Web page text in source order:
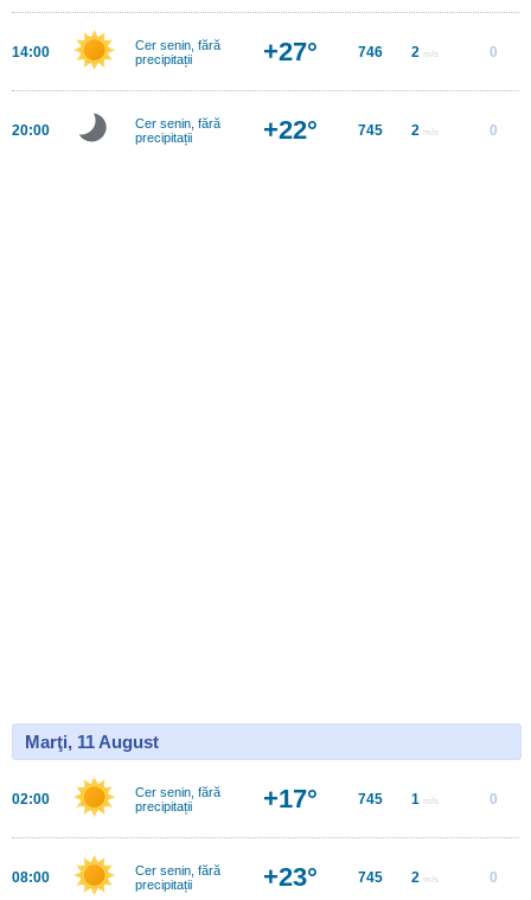
14:00
Cer senin, fără
precipitații
+27° 746 2 m/s 0
20:00
Cer senin, fără
precipitații
+22° 745 2 m/s 0
Marţi, 11 August
02:00
Cer senin, fără
precipitații
+17° 745 1 m/s 0
08:00
Cer senin, fără
precipitații
+23° 745 2 m/s 0